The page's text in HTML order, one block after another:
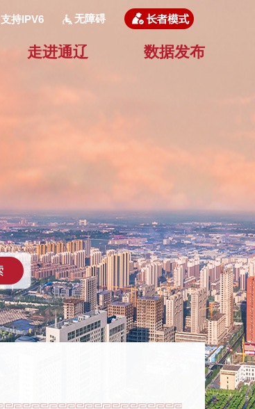
支持IPV6 无障碍
走进通辽 数据发布